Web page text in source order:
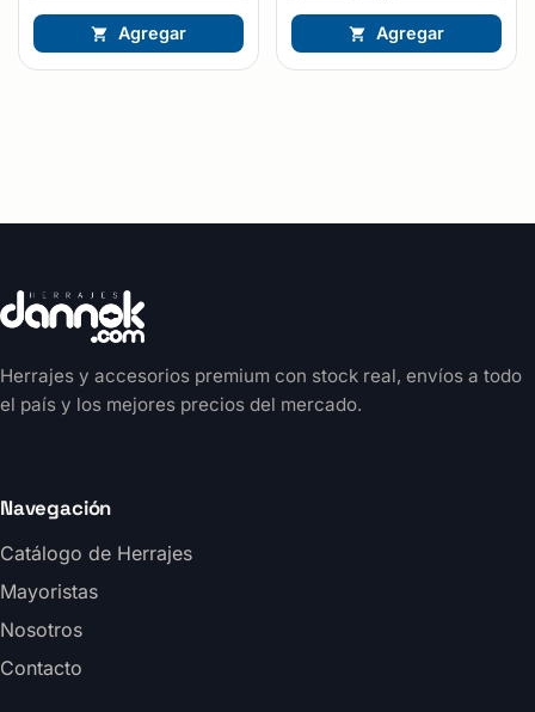
Agregar Agregar
Herrajes y accesorios premium con stock real, envíos a todo
el país y los mejores precios del mercado.
Navegación
Catálogo de Herrajes
Mayoristas
Nosotros
Contacto